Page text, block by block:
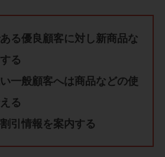
る優良顧客に対し新商品な
る
一般顧客へは商品などの使
る
引情報を案内する